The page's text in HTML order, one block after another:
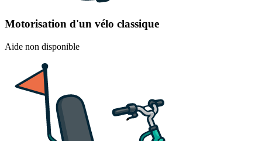
Motorisation d'un vélo classique
Aide non disponible